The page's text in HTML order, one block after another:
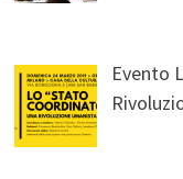
Evento